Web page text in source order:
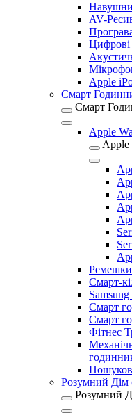
AV-
Apple
Смарт
Смарт
Apple
Apple
Смарт-
Смарт
Смарт
Фітнес
Розумний Дім
Розумний